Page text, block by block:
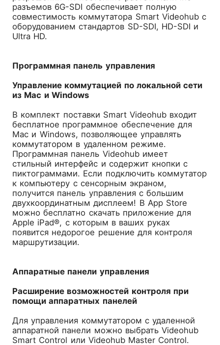
разъемов 6G-SDI обеспечивает полную
совместимость коммутатора Smart Videohub с
оборудованием стандартов SD-SDI, HD-SDI и
Ultra HD.
Программная панель управления
Управление коммутацией по локальной сети
из Mac и Windows
В комплект поставки Smart Videohub входит
бесплатное программное обеспечение для
Mac и Windows, позволяющее управлять
коммутатором в удаленном режиме.
Программная панель Videohub имеет
стильный интерфейс и содержит кнопки с
пиктограммами. Если подключить коммутатор
к компьютеру с сенсорным экраном,
получится панель управления с большим
двухкоординатным дисплеем! В App Store
можно бесплатно скачать приложение для
Apple iPad®, с которым в ваших руках
появится недорогое решение для контроля
маршрутизации.
Аппаратные панели управления
Расширение возможностей контроля при
помощи аппаратных панелей
Для управления коммутатором с удаленной
аппаратной панели можно выбрать Videohub
Smart Control или Videohub Master Control.